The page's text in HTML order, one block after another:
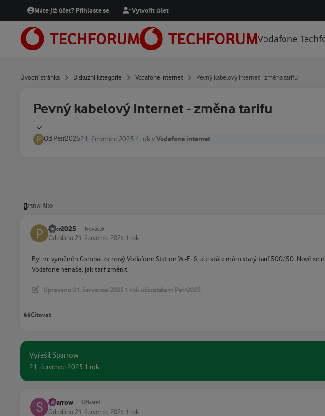
Přejít na obsah
Máte již účet? Přihlaste se Vytvořit účet
Vodafone
Úvodní stránka Diskuzní kategorie Vodafone internet Pevný kabelový Internet - změna tarifu
Pevný kabelový Internet - změna tarifu
Od Petr202521. července 2025 1 rokvVodafone internet
123DALŠÍ
Petr2025 Nováček
Odesláno 21. července 2025 1 rok
Byl mi vyměněn Compal za nový Vodafone Station Wi-Fi 6, ale stále mám starý tarif 500/50. Nově
Vodafone nenašel jak tarif změnit.
Upraveno 21. července 2025 1 rok uživatelem Petr2025
Citovat
Vyřešil Sparrow
21. července 2025 1 rok
Sparrow Uživatel
Odesláno 21. července 2025 1 rok